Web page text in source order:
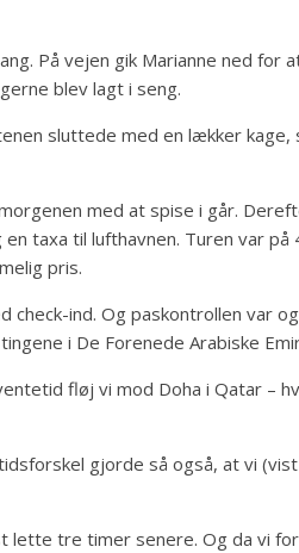
På vejen gik Marianne ned for
blev lagt i seng.
sluttede med en lækker kage,
med at spise i går.
taxa til lufthavnen. Turen var på
pris.
check-ind. Og paskontrollen var
i De Forenede Arabiske
fløj vi mod Doha i Qatar –
gjorde så også, at vi
tre timer senere. Og da vi for